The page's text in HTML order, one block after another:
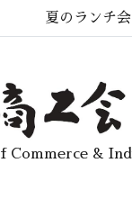
ンチ会
Commerce &